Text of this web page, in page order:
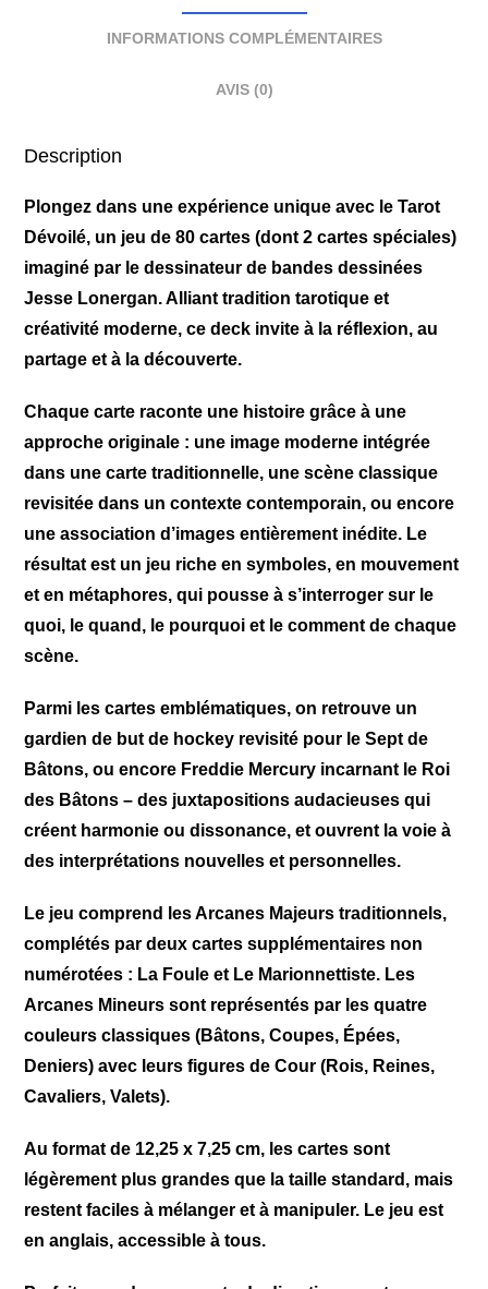
INFORMATIONS COMPLÉMENTAIRES
AVIS (0)
Description
Plongez dans une expérience unique avec le Tarot
Dévoilé, un jeu de 80 cartes (dont 2 cartes spéciales)
imaginé par le dessinateur de bandes dessinées
Jesse Lonergan. Alliant tradition tarotique et
créativité moderne, ce deck invite à la réflexion, au
partage et à la découverte.
Chaque carte raconte une histoire grâce à une
approche originale : une image moderne intégrée
dans une carte traditionnelle, une scène classique
revisitée dans un contexte contemporain, ou encore
une association d’images entièrement inédite. Le
résultat est un jeu riche en symboles, en mouvement
et en métaphores, qui pousse à s’interroger sur le
quoi, le quand, le pourquoi et le comment de chaque
scène.
Parmi les cartes emblématiques, on retrouve un
gardien de but de hockey revisité pour le Sept de
Bâtons, ou encore Freddie Mercury incarnant le Roi
des Bâtons – des juxtapositions audacieuses qui
créent harmonie ou dissonance, et ouvrent la voie à
des interprétations nouvelles et personnelles.
Le jeu comprend les Arcanes Majeurs traditionnels,
complétés par deux cartes supplémentaires non
numérotées : La Foule et Le Marionnettiste. Les
Arcanes Mineurs sont représentés par les quatre
couleurs classiques (Bâtons, Coupes, Épées,
Deniers) avec leurs figures de Cour (Rois, Reines,
Cavaliers, Valets).
Au format de 12,25 x 7,25 cm, les cartes sont
légèrement plus grandes que la taille standard, mais
restent faciles à mélanger et à manipuler. Le jeu est
en anglais, accessible à tous.